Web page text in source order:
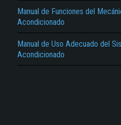
Manual de Funciones del
Acondicionado
Manual de Uso Adecuado del
Acondicionado
No carga o no se
Reportar otro tipo de